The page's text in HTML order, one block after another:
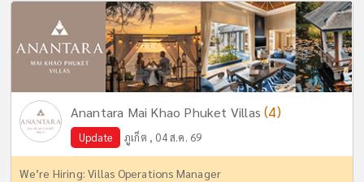
Anantara Mai Khao Phuket Villas(4)
Update ภูเก็ต , 04 ส.ค. 69
We’re Hiring: Villas Operations Manager